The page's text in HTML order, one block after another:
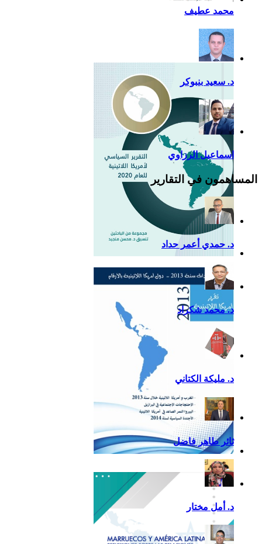
إضافية لدعم القوة الناعمة
للصين في أمريكا اللاتينية
التقرير السياسي لأمريكا
اللاتينية للعام 2020
تقرير أمريكا اللاتينية لسنة
2013
محمد عطيف
د. سعيد بنبوكر
اسماعيل الرزاوي
المساهمون في التقارير
د. حمدي أعمر حداد
د. محمد شكراد
د. مليكة الكتاني
ثائر طاهر فاضل
د. أمل مختار